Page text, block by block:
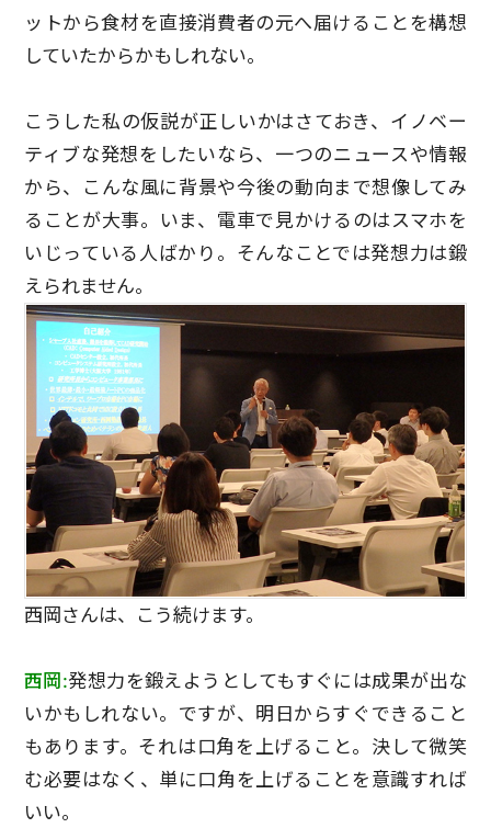
ットから食材を直接消費者の元へ届けることを構想
していたからかもしれない。
こうした私の仮説が正しいかはさておき、イノベー
ティブな発想をしたいなら、一つのニュースや情報
から、こんな風に背景や今後の動向まで想像してみ
ることが大事。いま、電車で見かけるのはスマホを
いじっている人ばかり。そんなことでは発想力は鍛
えられません。
西岡さんは、こう続けます。
西岡:発想力を鍛えようとしてもすぐには成果が出な
いかもしれない。ですが、明日からすぐできること
もあります。それは口角を上げること。決して微笑
む必要はなく、単に口角を上げることを意識すれば
いい。